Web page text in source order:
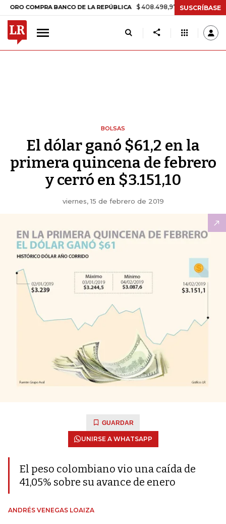
BANCO DE LA REPÚBLICA $ 408.498,97 +$ 8.753,81 +2,19%
SUSCRÍBASE
BOLSAS
El dólar ganó $61,2 en la
primera quincena de febrero
y cerró en $3.151,10
viernes, 15 de febrero de 2019
GUARDAR
UNIRSE A WHATSAPP
El peso colombiano vio una caída de
41,05% sobre su avance de enero
ANDRÉS VENEGAS LOAIZA